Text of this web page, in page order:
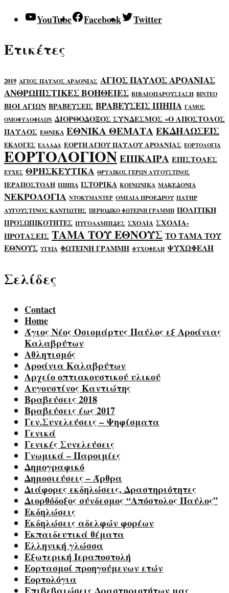
YouTube Facebook Twitter
Ετικέτες
2019 ΑΓΙΟΣ ΠΑΥΛΟΣ ΑΡΑΟΝΙΑΣ ΑΓΙΟΣ ΠΑΥΛΟΣ ΑΡΟΑΝΙΑΣ
ΑΝΘΡΩΠΙΣΤΙΚΕΣ ΒΟΗΘΕΙΕΣ ΒΙΒΛΙΟΠΑΡΟΥΣΙΑΣΗ ΒΙΝΤΕΟ
ΒΙΟΙ ΑΓΙΩΝ ΒΡΑΒΕΥΣΕΙΣ ΒΡΑΒΕΥΣΕΙΣ ΙΠΗΠΑ ΓΑΜΟΣ
ΟΜΟΦΥΛΟΦΙΛΩΝ ΔΙΟΡΘΟΔΟΞΟΣ ΣΥΝΔΕΣΜΟΣ «Ο ΑΠΟΣΤΟΛΟΣ
ΠΑΥΛΟΣ ΕΘΝΙΚΑ ΕΘΝΙΚΑ ΘΕΜΑΤΑΕΚΔΗΛΩΣΕΙΣ
ΕΚΛΟΓΕΣ ΕΛΛΑΔΑ ΕΟΡΤΗ ΑΓΙΟΥ ΠΑΥΛΟΥ ΑΡΟΑΝΙΑΣ ΕΟΡΤΟΛΟΓΙΑ
ΕΟΡΤΟΛΟΓΙΟΝΕΠΙΚΑΙΡΑ ΕΠΙΣΤΟΛΕΣ
ΕΥΧΕΣ ΘΡΗΣΚΕΥΤΙΚΑ ΘΡΥΛΙΚΟΣ ΓΕΡΩΝ ΑΥΓΟΥΣΤΙΝΟΣ
ΙΕΡΑΠΟΣΤΟΛΗ ΙΠΗΠΑ ΙΣΤΟΡΙΚΑ ΚΟΙΝΩΝΙΚΑ ΜΑΚΕΔΟΝΙΑ
ΝΕΚΡΟΛΟΓΙΑ ΝΤΟΚΥΜΑΝΤΕΡ ΟΜΙΛΙΑ ΠΡΟΕΔΡΟΥ ΠΑΤΗΡ
ΑΥΓΟΥΣΤΙΝΟΣ ΚΑΝΤΙΩΤΗΣ ΠΕΡΙΟΔΙΚΟ ΦΩΤΕΙΝΗ ΓΡΑΜΜΗ ΠΟΛΙΤΙΚΗ
ΠΡΟΣΩΠΙΚΟΤΗΤΕΣ ΠΥΓΟΛΑΜΠΙΔΕΣ ΣΧΟΛΙΑ ΣΧΟΛΙΑ-
ΠΡΟΤΑΣΕΙΣ ΤΑΜΑ ΤΟΥ ΕΘΝΟΥΣ ΤΟ ΤΑΜΑ ΤΟΥ
ΕΘΝΟΥΣ ΥΓΕΙΑ ΦΩΤΕΙΝΗ ΓΡΑΜΜΗ ΨΥΧΟΦΕΛΗ ΨΥΧΩΦΕΛΗ
Σελίδες
Contact
Home
Άγιος Νέος Οσιομάρτυς Παύλος εξ Αροάνιας
Καλαβρύτων
Αθλητισμός
Αροάνια Καλαβρύτων
Αρχείο οπτιακουστικού υλικού
Αυγουστίνος Καντιώτης
Βραβεύσεις 2018
Βραβεύσεις έως 2017
Γεν.Συνελεύσεις – Ψηφίσματα
Γενικά
Γενικές Συνελεύσεις
Γνωμικά – Παροιμίες
Δημογραφικό
Δημοσιεύσεις – Άρθρα
Διάφορες εκδηλώσεις, Δραστηριότητες
Διορθόδοξος σύνδεσμος “Απόστολος Παύλος”
Εκδηλώσεις
Εκδηλώσεις αδελφών φορέων
Εκπαιδευτικά θέματα
Ελληνική γλώσσα
Εξωτερική Ιεραποστολή
Εορτασμοί προηγούμενων ετών
Εορτολόγια